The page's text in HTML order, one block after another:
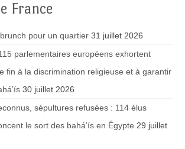
France
pour un quartier 31 juillet 2026
parlementaires européens exhortent
fin à la discrimination religieuse et à garantir
30 juillet 2026
sépultures refusées : 114 élus
le sort des bahá’ís en Égypte 29 juillet